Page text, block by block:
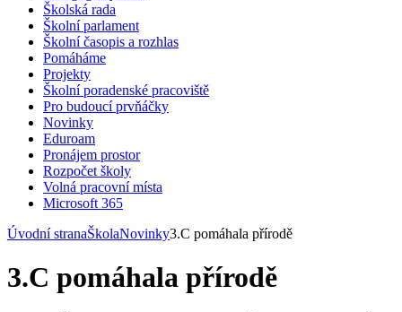
Školská rada
Školní parlament
Školní časopis a rozhlas
Pomáháme
Projekty
Školní poradenské pracoviště
Pro budoucí prvňáčky
Novinky
Eduroam
Pronájem prostor
Rozpočet školy
Volná pracovní místa
Microsoft 365
Úvodní stranaŠkolaNovinky3.C pomáhala přírodě
3.C pomáhala přírodě